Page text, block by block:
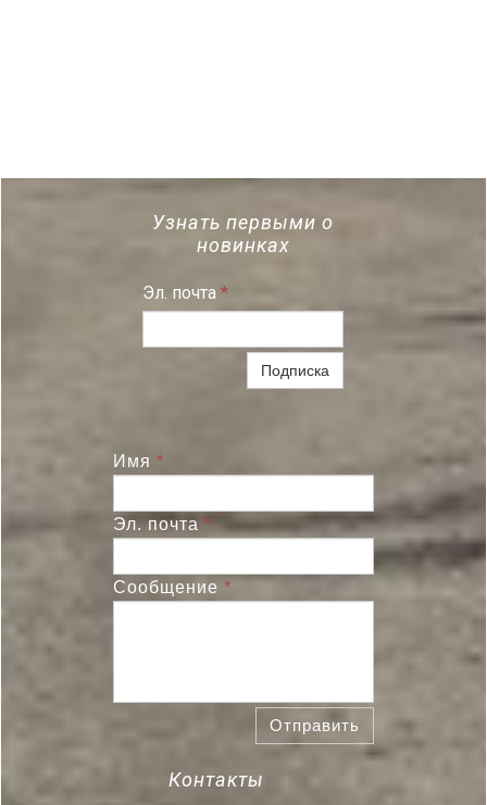
Узнать первыми о
новинках
Эл. почта *
Подписка
Имя *
Эл. почта *
Сообщение *
Отправить
Контакты